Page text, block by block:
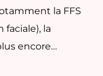
la FFS
la
encore…